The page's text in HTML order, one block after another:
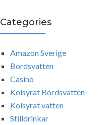
Categories
Amazon Sverige
Bordsvatten
Casino
Kolsyrat Bordsvatten
Kolsyrat vatten
Stilldrinkar